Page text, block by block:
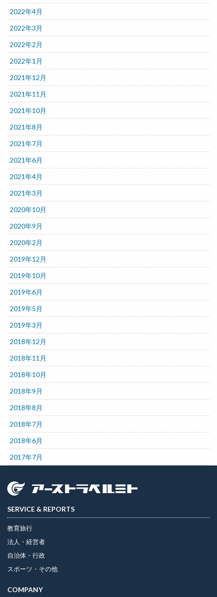
2022年4月
2022年3月
2022年2月
2022年1月
2021年12月
2021年11月
2021年10月
2021年8月
2021年7月
2021年6月
2021年4月
2021年3月
2020年10月
2020年9月
2020年2月
2019年12月
2019年10月
2019年6月
2019年5月
2019年3月
2018年12月
2018年11月
2018年10月
2018年9月
2018年8月
2018年7月
2018年6月
2017年7月
SERVICE & REPORTS
教育旅行
法人・経営者
自治体・行政
スポーツ・その他
COMPANY